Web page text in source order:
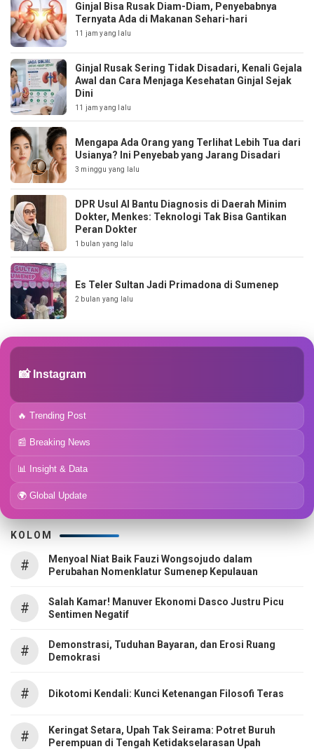
Ginjal Bisa Rusak Diam-Diam, Penyebabnya
Ternyata Ada di Makanan Sehari-hari
11 jam yang lalu
Ginjal Rusak Sering Tidak Disadari, Kenali Gejala
Awal dan Cara Menjaga Kesehatan Ginjal Sejak
Dini
11 jam yang lalu
Mengapa Ada Orang yang Terlihat Lebih Tua dari
Usianya? Ini Penyebab yang Jarang Disadari
3 minggu yang lalu
DPR Usul AI Bantu Diagnosis di Daerah Minim
Dokter, Menkes: Teknologi Tak Bisa Gantikan
Peran Dokter
1 bulan yang lalu
Es Teler Sultan Jadi Primadona di Sumenep
2 bulan yang lalu
📸 Instagram
🔥 Trending Post
📰 Breaking News
📊 Insight & Data
🌍 Global Update
KOLOM
#
Menyoal Niat Baik Fauzi Wongsojudo dalam
Perubahan Nomenklatur Sumenep Kepulauan
#
Salah Kamar! Manuver Ekonomi Dasco Justru Picu
Sentimen Negatif
#
Demonstrasi, Tuduhan Bayaran, dan Erosi Ruang
Demokrasi
# Dikotomi Kendali: Kunci Ketenangan Filosofi Teras
#
Keringat Setara, Upah Tak Seirama: Potret Buruh
Perempuan di Tengah Ketidakselarasan Upah